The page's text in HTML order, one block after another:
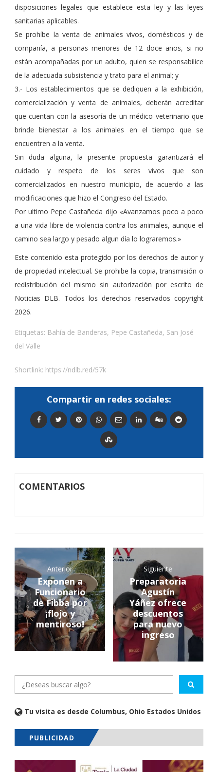
disposiciones legales que establece esta ley y las leyes
sanitarias aplicables.
Se prohíbe la venta de animales vivos, domésticos y de
compañía, a personas menores de 12 doce años, si no
están acompañadas por un adulto, quien se responsabilice
de la adecuada subsistencia y trato para el animal; y
3.- Los establecimientos que se dediquen a la exhibición,
comercialización y venta de animales, deberán acreditar
que cuentan con la asesoría de un médico veterinario que
brinde bienestar a los animales en el tiempo que se
encuentren a la venta.
Sin duda alguna, la presente propuesta garantizará el
cuidado y respeto de los seres vivos que son
comercializados en nuestro municipio, de acuerdo a las
modificaciones que hizo el Congreso del Estado.
Por ultimo Pepe Castañeda dijo «Avanzamos poco a poco
a una vida libre de violencia contra los animales, aunque el
camino sea largo y pesado algun día lo lograremos.»
Este contenido esta protegido por los derechos de autor y
de propiedad intelectual. Se prohibe la copia, transmisión o
redistribución del mismo sin autorización por escrito de
Noticias DLB. Todos los derechos reservados copyright
2026.
Etiquetas: Bahía de Banderas, Pepe Castañeda, San José
del Valle
Shortlink: https://ndlb.red/57k
Compartir en redes sociales:
COMENTARIOS
Anterior
Exponen a
Funcionario
de Fibba por
¡flojo y
mentiroso!
Siguiente
Preparatoria
Agustín
Yáñez ofrece
descuentos
para nuevo
ingreso
Tu visita es desde Columbus, Ohio Estados Unidos
PUBLICIDAD